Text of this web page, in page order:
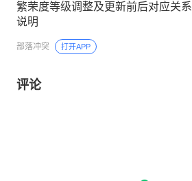
繁荣度等级调整及更新前后对应关系
说明
部落冲突 打开APP
评论